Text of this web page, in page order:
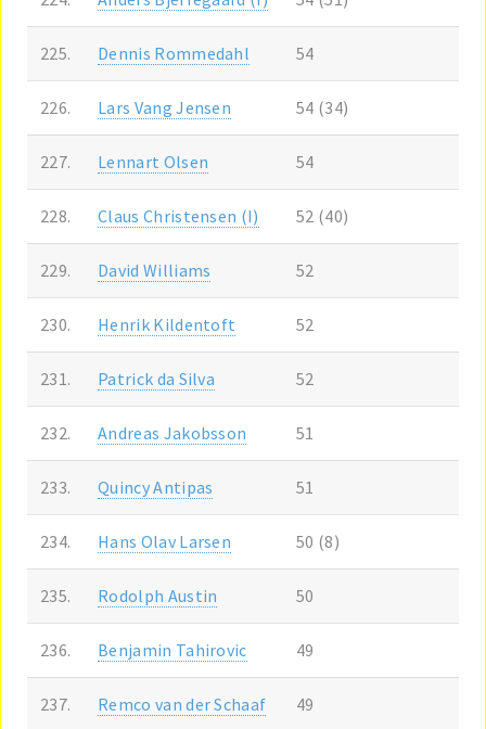
225. Dennis Rommedahl 54
226. Lars Vang Jensen 54 (34)
227. Lennart Olsen 54
228. Claus Christensen (I) 52 (40)
229. David Williams 52
230. Henrik Kildentoft 52
231. Patrick da Silva 52
232. Andreas Jakobsson 51
233. Quincy Antipas 51
234. Hans Olav Larsen 50 (8)
235. Rodolph Austin 50
236. Benjamin Tahirovic 49
237. Remco van der Schaaf 49